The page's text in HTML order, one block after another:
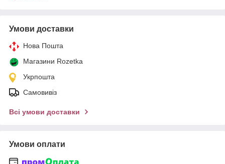
Умови доставки
Нова Пошта
Магазини Rozetka
Укрпошта
Самовивіз
Всі умови доставки
Умови оплати